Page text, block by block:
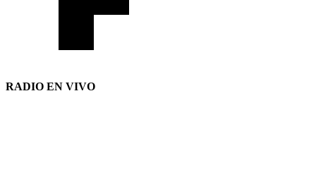
RADIO EN VIVO